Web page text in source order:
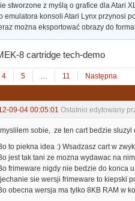
stworzone z myślą o grafice dla Atari
emulatora konsoli Atari Lynx przynosi
można eksportować obrazy do
8 cartridge tech-demo
4 5 … 11 Następna
09-04 00:05:01 Ostatnio edytowany
sobie, ze ten cart bedzie
to piekna idea :) Wsadzasz cart w
jest tak tani ze mozna wydawac na
frimeware nigdy nie bedzie do konca
sie wersji frimeware to kiepski
obecna wersja ma tylko 8KB RAM w